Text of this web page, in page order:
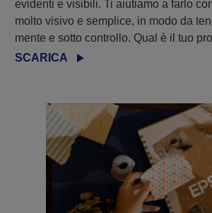
evidenti e visibili. Ti aiutiamo a farlo
molto visivo e semplice, in modo da
mente e sotto controllo. Qual è il tuo
SCARICA